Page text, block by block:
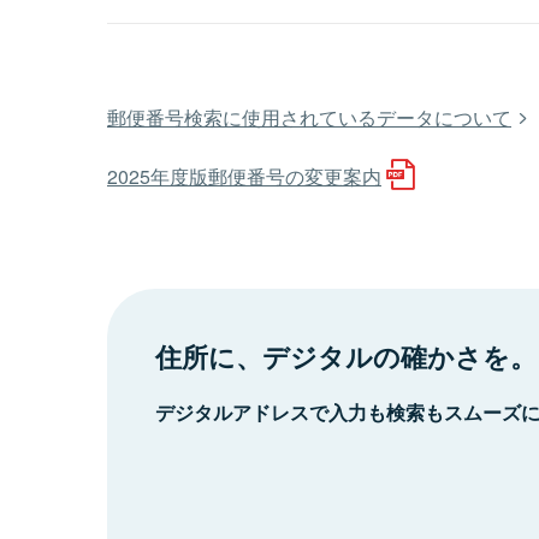
郵便番号検索に使用されているデータについて
2025年度版郵便番号の変更案内
住所に、デジタルの確かさを。
デジタルアドレスで入力も検索もスムーズ